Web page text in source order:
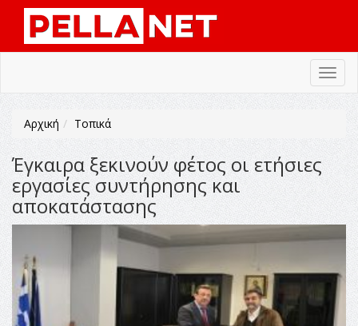
Αρχική Τοπικά
Έγκαιρα ξεκινούν φέτος οι ετήσιες
εργασίες συντήρησης και
αποκατάστασης